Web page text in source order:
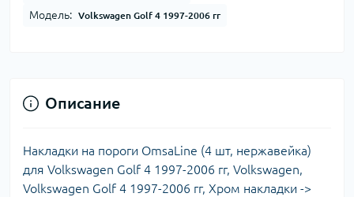
Модель: Volkswagen Golf 4 1997-2006 гг
Описание
Накладки на пороги OmsaLine (4 шт, нержавейка)
для Volkswagen Golf 4 1997-2006 гг, Volkswagen,
Volkswagen Golf 4 1997-2006 гг, Хром накладки ->